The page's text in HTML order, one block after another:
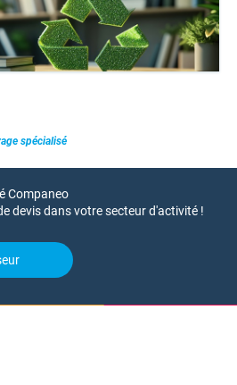
spécialisé
Companeo
devis dans votre secteur d'activité !